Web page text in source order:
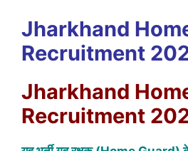
Jharkhand
Recruitment
Jharkhand
Recruitment